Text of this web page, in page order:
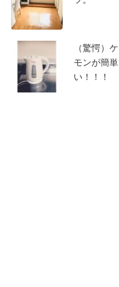
（驚愕）
モンが簡
い！！！